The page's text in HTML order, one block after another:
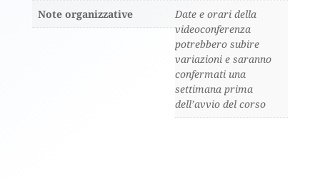
Note organizzative
Date e orari della
videoconferenza
potrebbero subire
variazioni e saranno
confermati una
settimana prima
dell’avvio del corso